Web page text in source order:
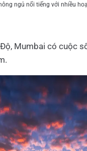
ngủ nổi tiếng với nhiều
Mumbai có cuộc